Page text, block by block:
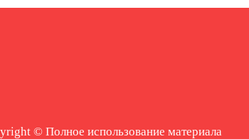
© Полное использование материала